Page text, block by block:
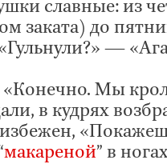
славные: из
заката) до
—
Мы
в кудрях
макареной” в